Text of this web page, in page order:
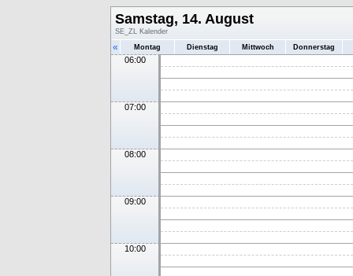
Samstag, 14. August
SE_ZL Kalender
« Montag Dienstag Mittwoch Donnerstag
06:00
07:00
08:00
09:00
10:00